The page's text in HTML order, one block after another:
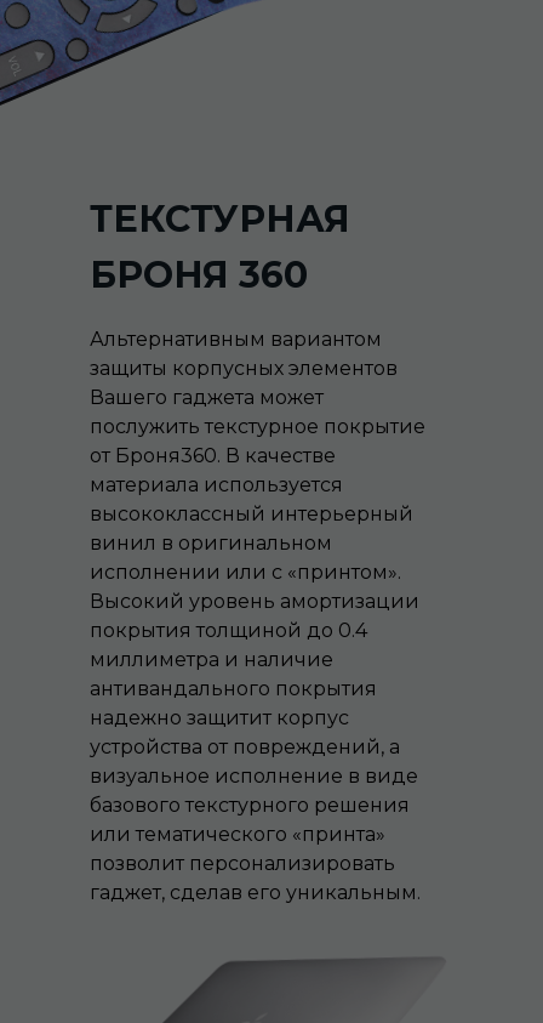
ТЕКСТУРНАЯ
БРОНЯ 360
Альтернативным вариантом
защиты корпусных элементов
Вашего гаджета может
послужить текстурное покрытие
от Броня360. В качестве
материала используется
высококлассный интерьерный
винил в оригинальном
исполнении или с «принтом».
Высокий уровень амортизации
покрытия толщиной до 0.4
миллиметра и наличие
антивандального покрытия
надежно защитит корпус
устройства от повреждений, а
визуальное исполнение в виде
базового текстурного решения
или тематического «принта»
позволит персонализировать
гаджет, сделав его уникальным.